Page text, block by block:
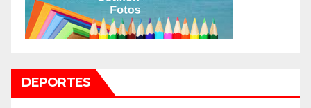
DEPORTES